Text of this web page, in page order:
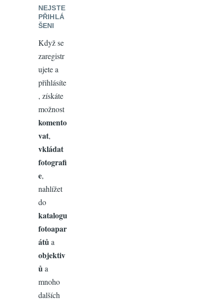
NEJSTE
PŘIHLÁ
ŠENI
Když se
zaregistr
ujete a
přihlásíte
, získáte
možnost
komento
vat,
vkládat
fotografi
e,
nahlížet
do
katalogu
fotoapar
átů a
objektiv
ů a
mnoho
dalších